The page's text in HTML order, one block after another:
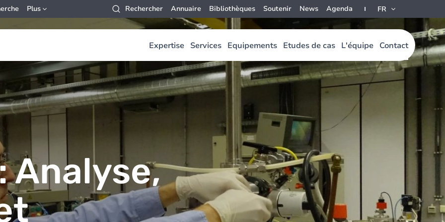
Plus Rechercher Annuaire Bibliothèques Soutenir News Agenda FR
Expertise Services Equipements Etudes de cas L'équipe Contact
Analyse,